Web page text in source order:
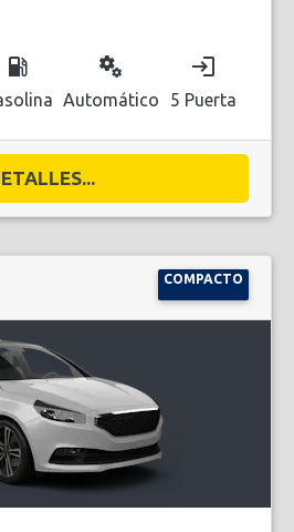
local_gas_station miscellaneous_services
Automático
login
5 Puerta
COMPACTO